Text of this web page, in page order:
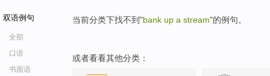
双语例句
全部
口语
书面语
当前分类下找不到"bank up a stream"的例句。
或者看看其他分类：